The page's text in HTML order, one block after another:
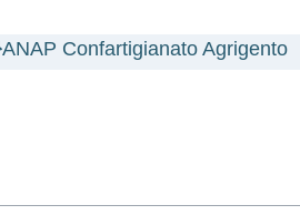
ANAP Confartigianato Agrigento